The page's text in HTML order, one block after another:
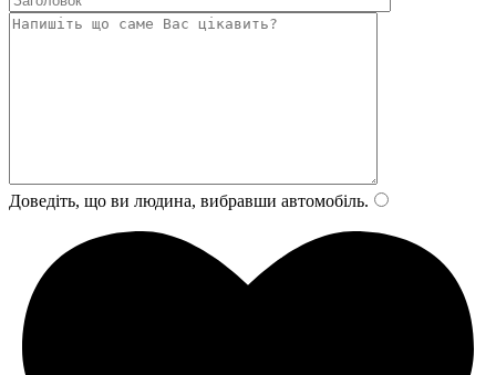
Доведіть, що ви людина, вибравши автомобіль.